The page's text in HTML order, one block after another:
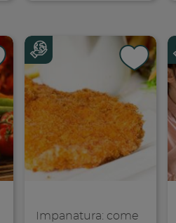
su
link
Impanatura: come